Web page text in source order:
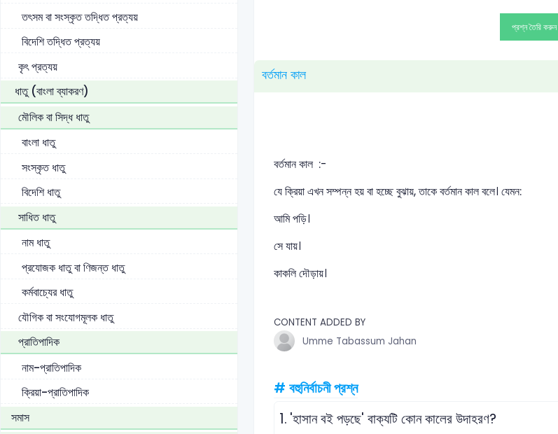
তৎসম বা সংস্কৃত তদ্ধিত প্রত্যয়
বিদেশি তদ্ধিত প্রত্যয়
কৃৎ প্রত্যয়
ধাতু (বাংলা ব্যাকরণ)
মৌলিক বা সিদ্ধ ধাতু
বাংলা ধাতু
সংস্কৃত ধাতু
বিদেশি ধাতু
সাধিত ধাতু
নাম ধাতু
প্রযোজক ধাতু বা ণিজন্ত ধাতু
কর্মবাচ্যের ধাতু
যৌগিক বা সংযোগমূলক ধাতু
প্রাতিপাদিক
নাম-প্রাতিপাদিক
ক্রিয়া-প্রাতিপাদিক
সমাস
প্রশ্ন তৈরি করুন
বর্তমান কাল
বর্তমান কাল :-
যে ক্রিয়া এখন সম্পন্ন হয় বা হচ্ছে বুঝায়, তাকে বর্তমান কাল বলে। যেমন:
আমি পড়ি।
সে যায়।
কাকলি দৌড়ায়।
CONTENT ADDED BY
Umme Tabassum Jahan
# বহুনির্বাচনী প্রশ্ন
1. 'হাসান বই পড়ছে' বাক্যটি কোন কালের উদাহরণ?